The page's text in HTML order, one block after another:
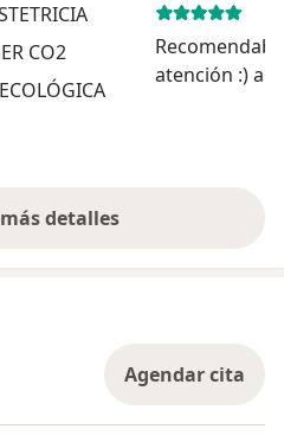
CO2
atención :)
detalles
sobre la experiencia
Agendar cita